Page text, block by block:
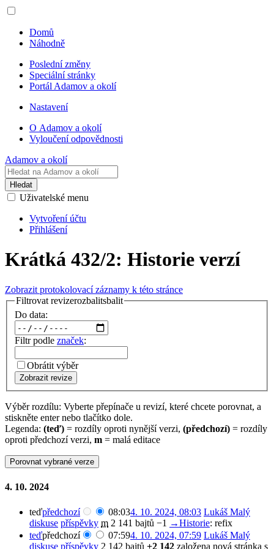
Domů
Náhodně
Poslední změny
Speciální stránky
Portál Adamov a okolí
Nastavení
O Adamov a okolí
Vyloučení odpovědnosti
Adamov a okolí
Hledat
Uživatelské menu
Vytvoření účtu
Přihlášení
Krátká 432/2: Historie verzí
Zobrazit protokolovací záznamy k této stránce
Filtrovat revizerozbalitsbalit
Do data:
Filtr podle značek:
Obrátit výběr
Zobrazit revize
Výběr rozdílu: Vyberte přepínače u revizí, které chcete porovnat, a
stiskněte enter nebo tlačítko dole.
Legenda: (teď) = rozdíly oproti nynější verzi, (předchozí) = rozdíly
oproti předchozí verzi, m = malá editace
4. 10. 2024
teďpředchozí 08:034. 10. 2024, 08:03 Lukáš Malý
diskuse příspěvky m 2 141 bajtů −1 →‎Historie: refix
teďpředchozí 07:594. 10. 2024, 07:59 Lukáš Malý
diskuse příspěvky 2 142 bajtů +2 142 založena nová stránka s